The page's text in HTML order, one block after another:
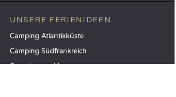
UNSERE FERIENIDEEN
Camping Atlantikküste
Camping Südfrankreich
Camping am Meer